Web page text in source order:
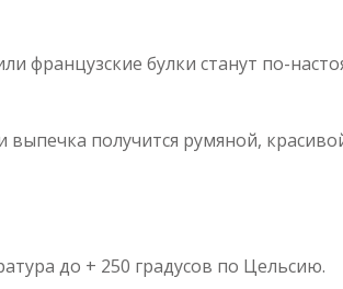
французские булки станут по-
выпечка получится румяной,
до + 250 градусов по Цельсию.